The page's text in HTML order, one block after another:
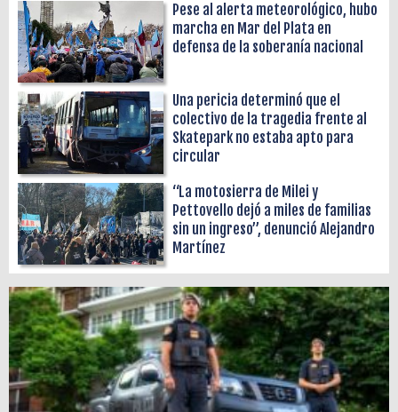
Pese al alerta meteorológico, hubo
marcha en Mar del Plata en
defensa de la soberanía nacional
Una pericia determinó que el
colectivo de la tragedia frente al
Skatepark no estaba apto para
circular
“La motosierra de Milei y
Pettovello dejó a miles de familias
sin un ingreso”, denunció Alejandro
Martínez